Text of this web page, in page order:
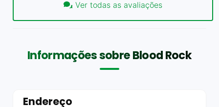
Ver todas as avaliações
Informações sobre Blood Rock
Endereço